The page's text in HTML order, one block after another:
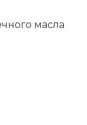
масла